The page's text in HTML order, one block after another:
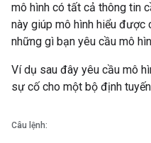
mô hình có tất cả thông tin
này giúp mô hình hiểu được
những gì bạn yêu cầu mô
Ví dụ sau đây yêu cầu mô
sự cố cho một bộ định
Câu lệnh: